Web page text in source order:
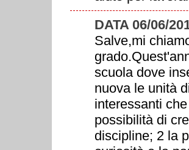
DATA 06/06/
Salve,mi
scuola dove
nuova le unità
interessanti
possibilità di
discipline; 2 la